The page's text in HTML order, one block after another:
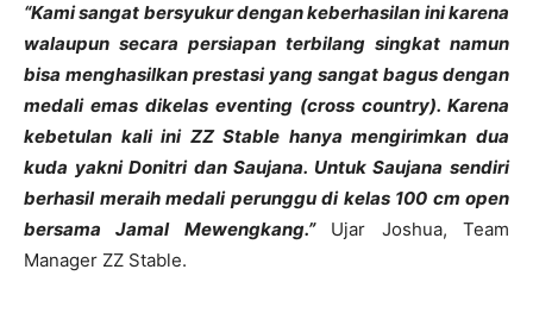
“Kami sangat bersyukur dengan keberhasilan ini karena
walaupun secara persiapan terbilang singkat namun
bisa menghasilkan prestasi yang sangat bagus dengan
medali emas dikelas eventing (cross country). Karena
kebetulan kali ini ZZ Stable hanya mengirimkan dua
kuda yakni Donitri dan Saujana. Untuk Saujana sendiri
berhasil meraih medali perunggu di kelas 100 cm open
bersama Jamal Mewengkang.”Ujar Joshua, Team
Manager ZZ Stable.